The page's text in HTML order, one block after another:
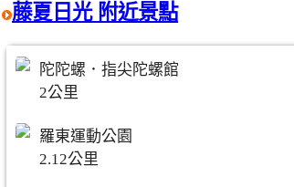
藤夏日光 附近景點
陀陀螺．指尖陀螺館
2公里
羅東運動公園
2.12公里